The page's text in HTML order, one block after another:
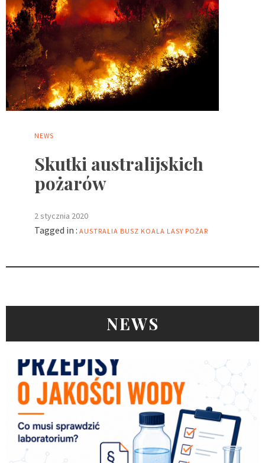
NEWS
Skutki australijskich
pożarów
2 stycznia 2020
Tagged in : AUSTRALIA BUSZ KOALA LASY POŻAR
NEWS